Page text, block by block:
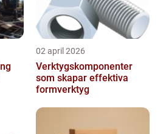
02 april 2026
Verktygskomponenter
som skapar effektiva
formverktyg